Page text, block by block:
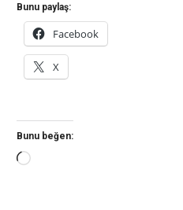
Bunu paylaş:
Facebook
X
Bunu beğen:
Yükleniyor...